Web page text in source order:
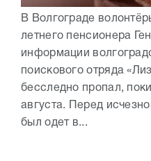
В Волгограде
летнего пенсионера
информации
поискового отряда
бесследно пропал,
августа. Перед
был одет в...